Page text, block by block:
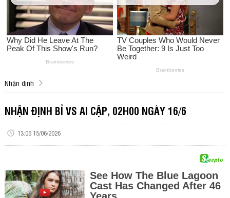
Nhận định
NHẬN ĐỊNH BỈ VS AI CẬP, 02H00 NGÀY 16/6
13:06 15/06/2026